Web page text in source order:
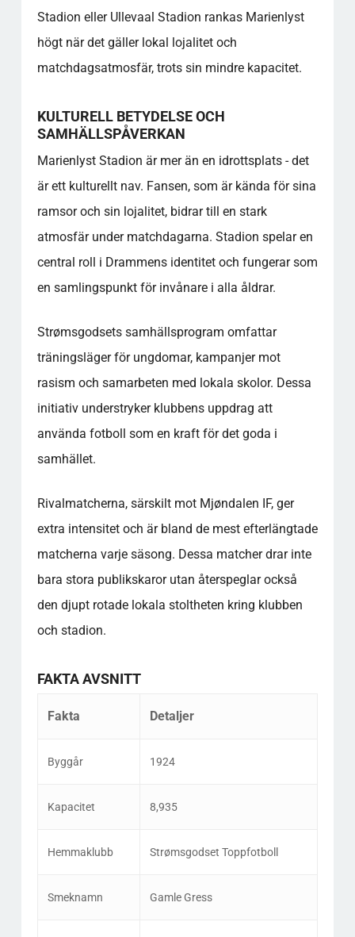
Stadion eller Ullevaal Stadion rankas Marienlyst
högt när det gäller lokal lojalitet och
matchdagsatmosfär, trots sin mindre kapacitet.
KULTURELL BETYDELSE OCH
SAMHÄLLSPÅVERKAN
Marienlyst Stadion är mer än en idrottsplats - det
är ett kulturellt nav. Fansen, som är kända för sina
ramsor och sin lojalitet, bidrar till en stark
atmosfär under matchdagarna. Stadion spelar en
central roll i Drammens identitet och fungerar som
en samlingspunkt för invånare i alla åldrar.
Strømsgodsets samhällsprogram omfattar
träningsläger för ungdomar, kampanjer mot
rasism och samarbeten med lokala skolor. Dessa
initiativ understryker klubbens uppdrag att
använda fotboll som en kraft för det goda i
samhället.
Rivalmatcherna, särskilt mot Mjøndalen IF, ger
extra intensitet och är bland de mest efterlängtade
matcherna varje säsong. Dessa matcher drar inte
bara stora publikskaror utan återspeglar också
den djupt rotade lokala stoltheten kring klubben
och stadion.
FAKTA AVSNITT
Fakta Detaljer
Byggår 1924
Kapacitet 8,935
Hemmaklubb Strømsgodset Toppfotboll
Smeknamn Gamle Gress